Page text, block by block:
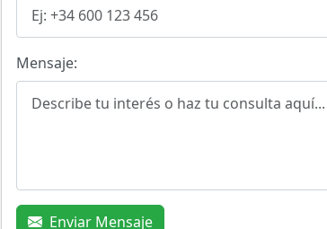
Mensaje:
Enviar Mensaje